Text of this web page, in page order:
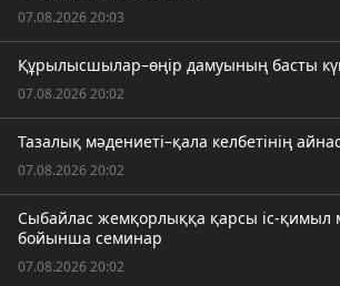
07.08.2026 20:03
Құрылысшылар–өңір дамуының басты
07.08.2026 20:02
Тазалық мәдениеті–қала келбетінің
07.08.2026 20:02
Сыбайлас жемқорлыққа қарсы іс-қимыл
бойынша семинар
07.08.2026 20:02